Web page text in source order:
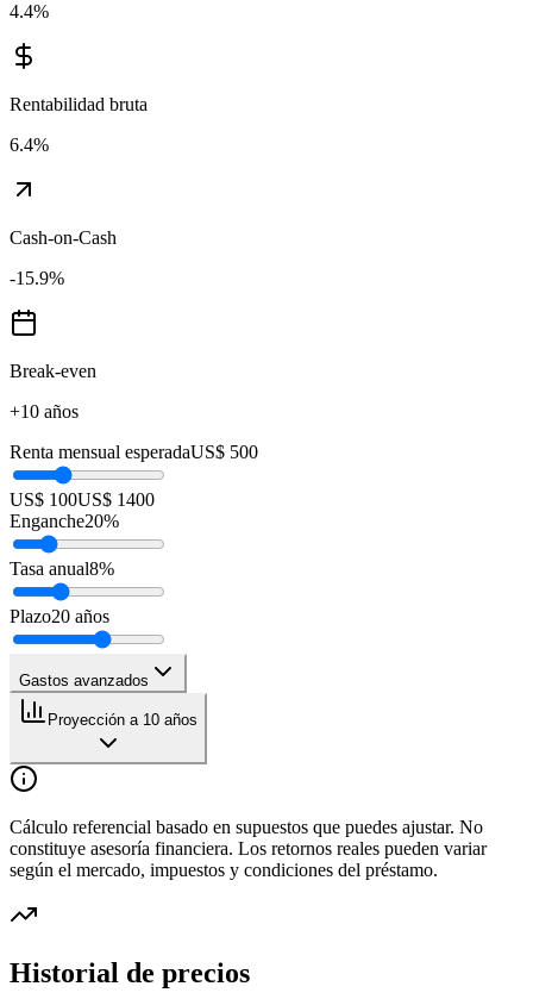
4.4%
Rentabilidad bruta
6.4%
Cash-on-Cash
-15.9%
Break-even
+10 años
Renta mensual esperadaUS$ 500
US$ 100US$ 1400
Enganche20%
Tasa anual8%
Plazo20 años
Gastos avanzados
Proyección a 10 años
Cálculo referencial basado en supuestos que puedes ajustar. No
constituye asesoría financiera. Los retornos reales pueden variar
según el mercado, impuestos y condiciones del préstamo.
Historial de precios